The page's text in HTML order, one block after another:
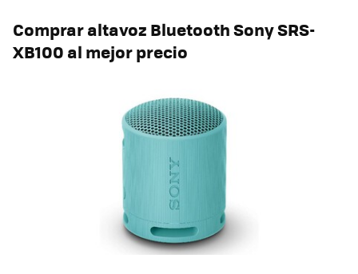
Comprar altavoz BluetoothSony SRS-
XB100 al mejor precio